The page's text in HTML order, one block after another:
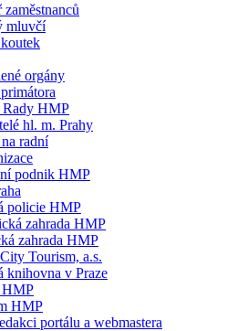
zaměstnanců
mluvčí
orgány
Rady HMP
hl. m. Prahy
radní
podnik HMP
policie HMP
zahrada HMP
zahrada HMP
Tourism, a.s.
knihovna v Praze
HMP
HMP
portálu a webmastera